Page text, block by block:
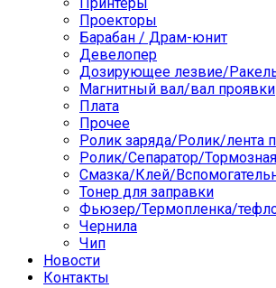
Принтеры
Проекторы
Барабан / Драм-юнит
Девелопер
Дозирующее лезвие/
Магнитный вал/вал проявки
Плата
Прочее
Ролик заряда/Ролик/лента
Ролик/Сепаратор/
Смазка/Клей/
Тонер для заправки
Фьюзер/Термопленка/
Чернила
Чип
Новости
Контакты